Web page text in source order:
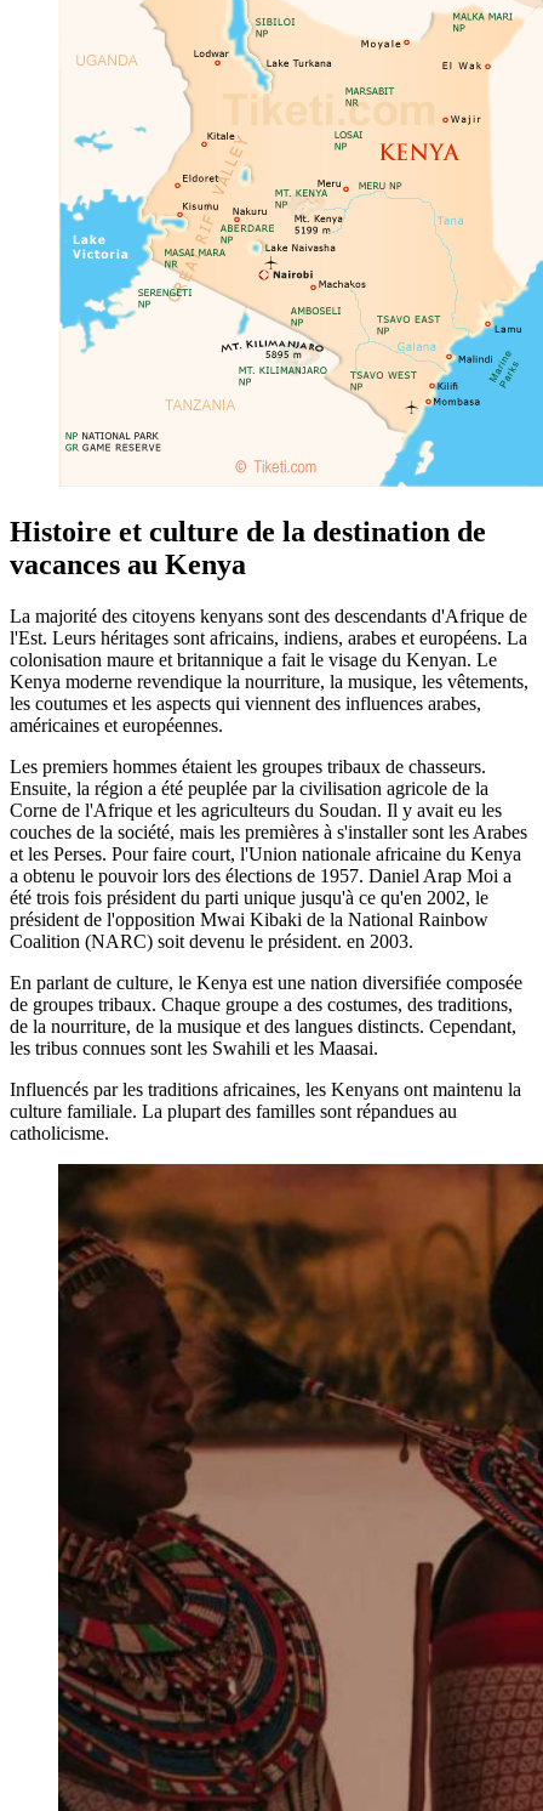
Histoire et culture de la destination de
vacances au Kenya
La majorité des citoyens kenyans sont des descendants d'Afrique de
l'Est. Leurs héritages sont africains, indiens, arabes et européens. La
colonisation maure et britannique a fait le visage du Kenyan. Le
Kenya moderne revendique la nourriture, la musique, les vêtements,
les coutumes et les aspects qui viennent des influences arabes,
américaines et européennes.
Les premiers hommes étaient les groupes tribaux de chasseurs.
Ensuite, la région a été peuplée par la civilisation agricole de la
Corne de l'Afrique et les agriculteurs du Soudan. Il y avait eu les
couches de la société, mais les premières à s'installer sont les Arabes
et les Perses. Pour faire court, l'Union nationale africaine du Kenya
a obtenu le pouvoir lors des élections de 1957. Daniel Arap Moi a
été trois fois président du parti unique jusqu'à ce qu'en 2002, le
président de l'opposition Mwai Kibaki de la National Rainbow
Coalition (NARC) soit devenu le président. en 2003.
En parlant de culture, le Kenya est une nation diversifiée composée
de groupes tribaux. Chaque groupe a des costumes, des traditions,
de la nourriture, de la musique et des langues distincts. Cependant,
les tribus connues sont les Swahili et les Maasai.
Influencés par les traditions africaines, les Kenyans ont maintenu la
culture familiale. La plupart des familles sont répandues au
catholicisme.